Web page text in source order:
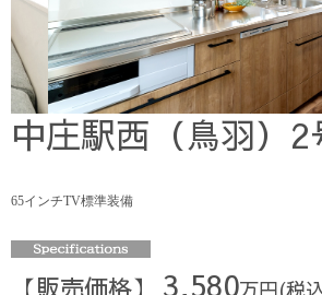
中庄駅西（鳥羽）2
65インチTV標準装備
販売価格 3,580万円(税